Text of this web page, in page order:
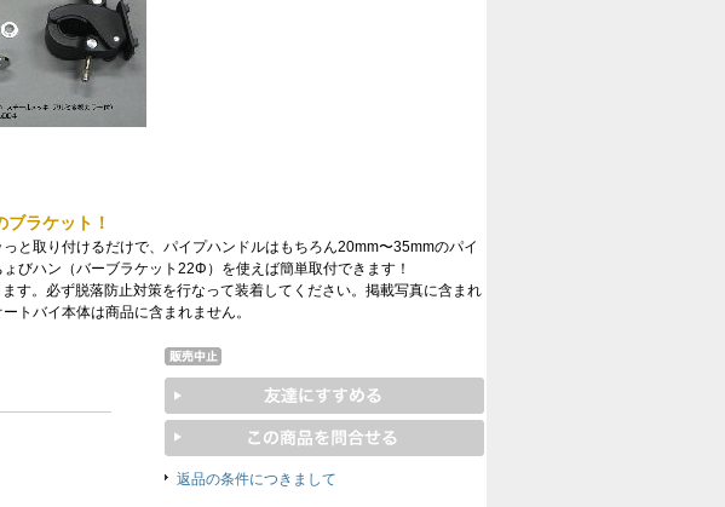
ラケット！
と取り付けるだけで、パイプハンドルはもちろん20mm〜35mmのパイ
びハン（バーブラケット22Φ）を使えば簡単取付できます！
す。必ず脱落防止対策を行なって装着してください。掲載写真に含まれ
トバイ本体は商品に含まれません。
返品の条件につきまして